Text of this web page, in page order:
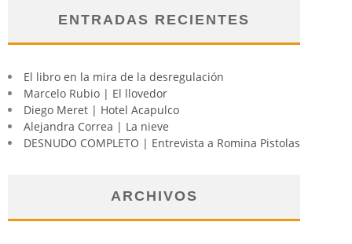
ENTRADAS RECIENTES
El libro en la mira de la desregulación
Marcelo Rubio | El llovedor
Diego Meret | Hotel Acapulco
Alejandra Correa | La nieve
DESNUDO COMPLETO | Entrevista a Romina Pistolas
ARCHIVOS